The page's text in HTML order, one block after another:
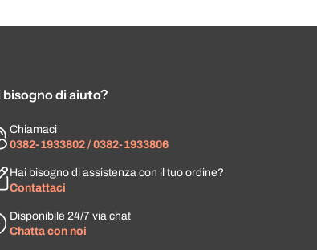
bisogno di aiuto?
Chiamaci
0382-1933802 / 0382-1933806
Hai bisogno di assistenza con il tuo ordine?
Contattaci
Disponibile 24/7 via chat
Chatta con noi